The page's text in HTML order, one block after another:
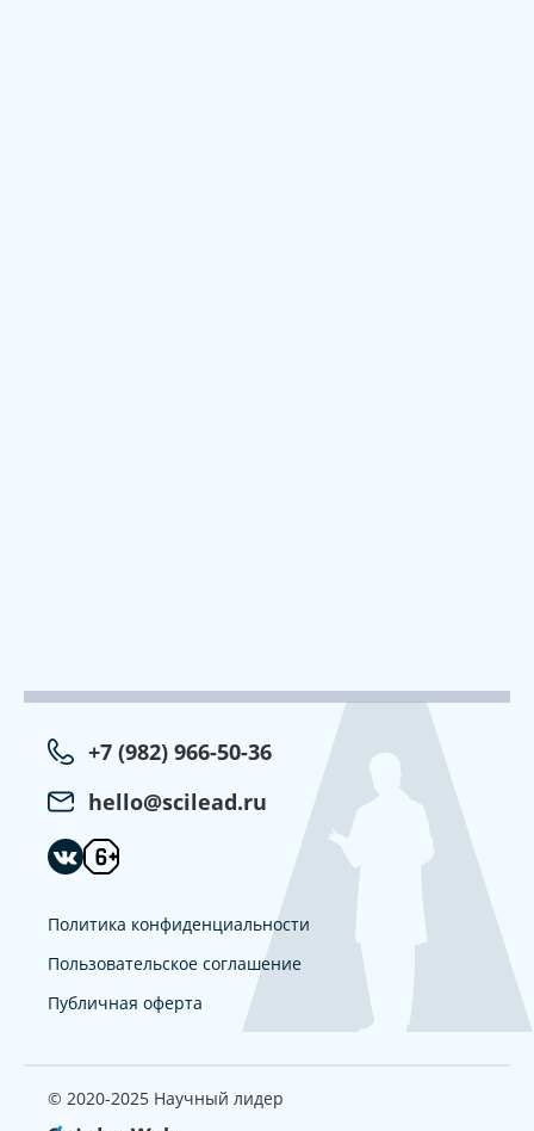
+7 (982) 966-50-36
hello@scilead.ru
Политика конфиденциальности
Пользовательское соглашение
Публичная оферта
© 2020-2025 Научный лидер